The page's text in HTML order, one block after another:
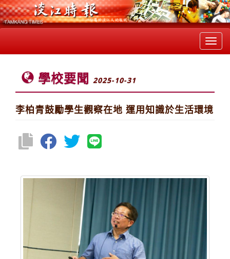
學校要聞 2025-10-31
李柏青鼓勵學生觀察在地 運用知識於生活環境